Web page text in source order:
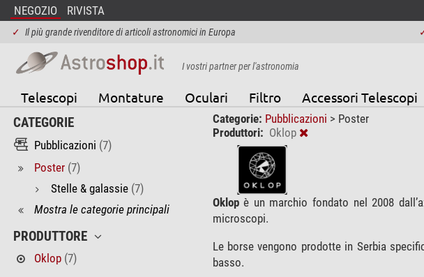
NEGOZIO RIVISTA
✓ Il più grande rivenditore di articoli astronomici in Europa
I vostri partner per l'astronomia
Telescopi Montature Oculari Filtro Accessori Telescopi
CATEGORIE
Pubblicazioni (7)
Poster (7)
Stelle & galassie (7)
Mostra le categorie principali
PRODUTTORE
Oklop (7)
Categorie: Pubblicazioni > Poster
Produttori: Oklop
Oklopè un marchio fondato nel 2008
microscopi.
Le borse vengono prodotte in Serbia
basso.